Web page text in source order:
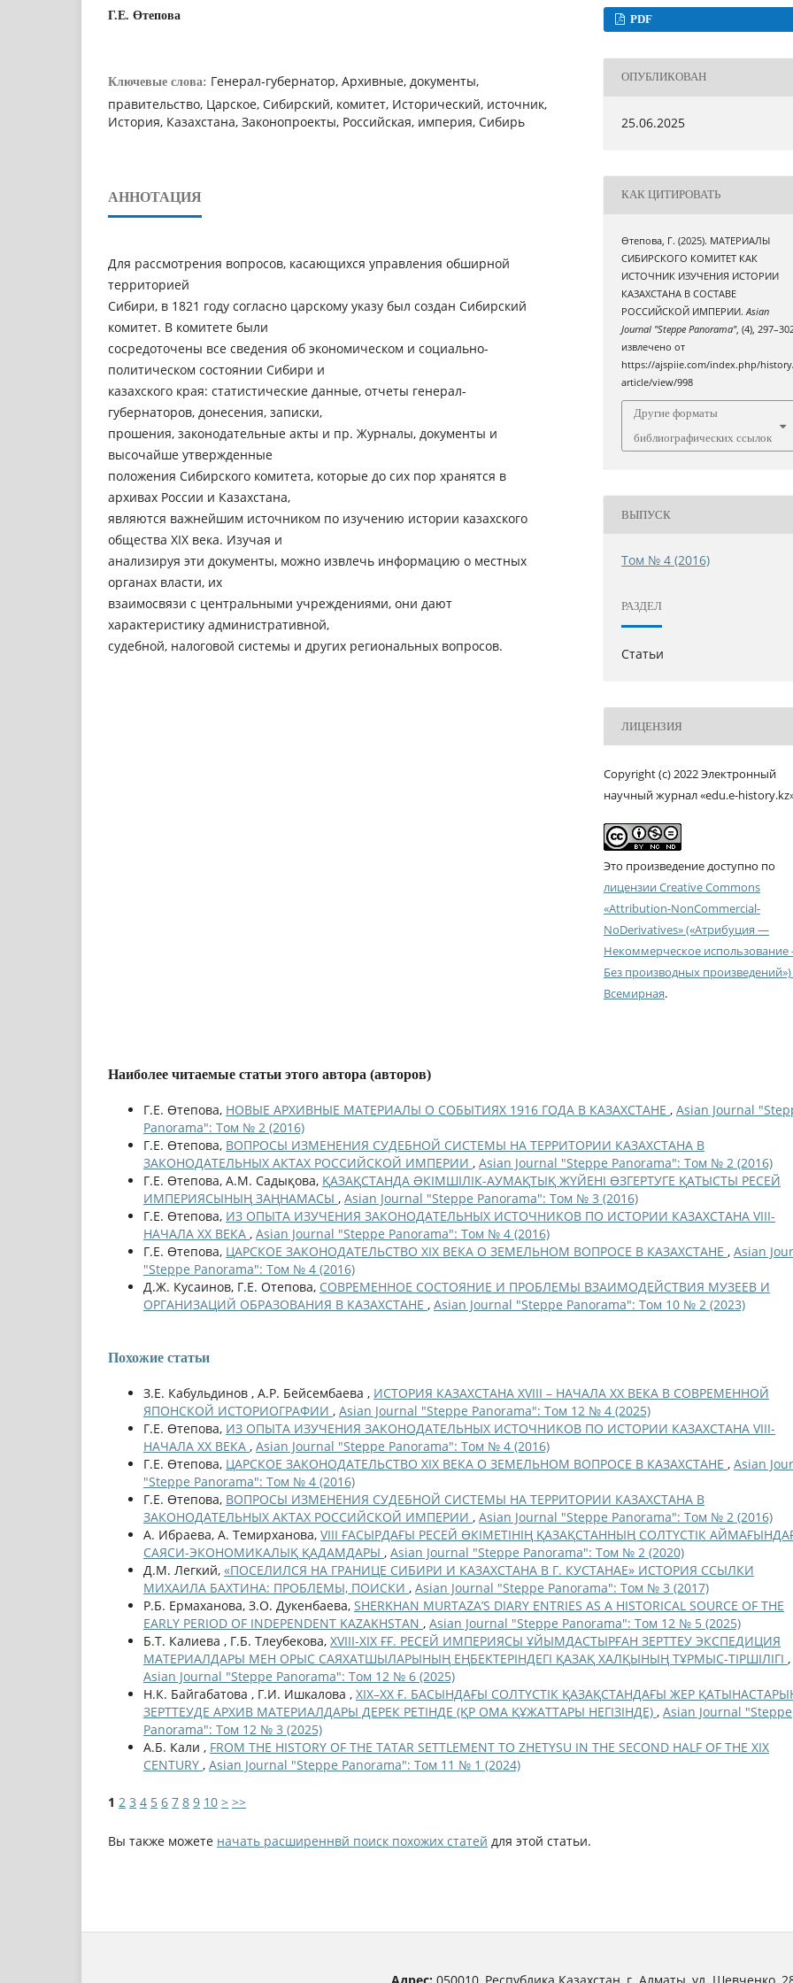
Г.Е. Өтепова
Ключевые слова: Генерал-губернатор, Архивные, документы,
правительство, Царское, Сибирский, комитет, Исторический, источник,
История, Казахстана, Законопроекты, Российская, империя, Сибирь
АННОТАЦИЯ
Для рассмотрения вопросов, касающихся управления обширной
территорией
Сибири, в 1821 году согласно царскому указу был создан Сибирский
комитет. В комитете были
сосредоточены все сведения об экономическом и социально-
политическом состоянии Сибири и
казахского края: статистические данные, отчеты генерал-
губернаторов, донесения, записки,
прошения, законодательные акты и пр. Журналы, документы и
высочайше утвержденные
положения Сибирского комитета, которые до сих пор хранятся в
архивах России и Казахстана,
являются важнейшим источником по изучению истории казахского
общества XIX века. Изучая и
анализируя эти документы, можно извлечь информацию о местных
органах власти, их
взаимосвязи с центральными учреждениями, они дают
характеристику административной,
судебной, налоговой системы и других региональных вопросов.
PDF
ОПУБЛИКОВАН
25.06.2025
КАК ЦИТИРОВАТЬ
Өтепова, Г. (2025). МАТЕРИАЛЫ
СИБИРСКОГО КОМИТЕТ КАК
ИСТОЧНИК ИЗУЧЕНИЯ ИСТОРИИ
КАЗАХСТАНА В СОСТАВЕ
РОССИЙСКОЙ ИМПЕРИИ.Asian
Journal "Steppe Panorama", (4),
извлечено от
https://ajspiie.com/index.php/
article/view/998
Другие форматы
библиографических ссылок
ВЫПУСК
Том № 4 (2016)
РАЗДЕЛ
Статьи
ЛИЦЕНЗИЯ
Copyright (c) 2022 Электронный
научный журнал «edu.e-
Это произведение доступно по
лицензии Creative Commons
«Attribution-NonCommercial-
NoDerivatives» («Атрибуция —
Некоммерческое
Без производных произведений»)
Всемирная.
Наиболее читаемые статьи этого автора (авторов)
Г.Е. Өтепова, НОВЫЕ АРХИВНЫЕ МАТЕРИАЛЫ О СОБЫТИЯХ 1916 ГОДА В КАЗАХСТАНЕ , Asian Journal
Panorama": Том № 2 (2016)
Г.Е. Өтепова, ВОПРОСЫ ИЗМЕНЕНИЯ СУДЕБНОЙ СИСТЕМЫ НА ТЕРРИТОРИИ КАЗАХСТАНА В
ЗАКОНОДАТЕЛЬНЫХ АКТАХ РОССИЙСКОЙ ИМПЕРИИ , Asian Journal "Steppe Panorama": Том № 2 (2016)
Г.Е. Өтепова, А.М. Садықова, ҚАЗАҚСТАНДА ƏКІМШІЛІК-АУМАҚТЫҚ ЖҮЙЕНІ ӨЗГЕРТУГЕ ҚАТЫСТЫ РЕСЕЙ
ИМПЕРИЯСЫНЫҢ ЗАҢНАМАСЫ , Asian Journal "Steppe Panorama": Том № 3 (2016)
Г.Е. Өтепова, ИЗ ОПЫТА ИЗУЧЕНИЯ ЗАКОНОДАТЕЛЬНЫХ ИСТОЧНИКОВ ПО ИСТОРИИ КАЗАХСТАНА VIII-
НАЧАЛА XX ВЕКА , Asian Journal "Steppe Panorama": Том № 4 (2016)
Г.Е. Өтепова, ЦАРСКОЕ ЗАКОНОДАТЕЛЬСТВО XIX ВЕКА О ЗЕМЕЛЬНОМ ВОПРОСЕ В КАЗАХСТАНЕ , Asian
"Steppe Panorama": Том № 4 (2016)
Д.Ж. Кусаинов, Г.Е. Отепова, СОВРЕМЕННОЕ СОСТОЯНИЕ И ПРОБЛЕМЫ ВЗАИМОДЕЙСТВИЯ МУЗЕЕВ И
ОРГАНИЗАЦИЙ ОБРАЗОВАНИЯ В КАЗАХСТАНЕ , Asian Journal "Steppe Panorama": Том 10 № 2 (2023)
Похожие статьи
З.Е. Кабульдинов , А.Р. Бейсембаева , ИСТОРИЯ КАЗАХСТАНА XVIII – НАЧАЛА ХХ ВЕКА В СОВРЕМЕННОЙ
ЯПОНСКОЙ ИСТОРИОГРАФИИ , Asian Journal "Steppe Panorama": Том 12 № 4 (2025)
Г.Е. Өтепова, ИЗ ОПЫТА ИЗУЧЕНИЯ ЗАКОНОДАТЕЛЬНЫХ ИСТОЧНИКОВ ПО ИСТОРИИ КАЗАХСТАНА VIII-
НАЧАЛА XX ВЕКА , Asian Journal "Steppe Panorama": Том № 4 (2016)
Г.Е. Өтепова, ЦАРСКОЕ ЗАКОНОДАТЕЛЬСТВО XIX ВЕКА О ЗЕМЕЛЬНОМ ВОПРОСЕ В КАЗАХСТАНЕ , Asian
"Steppe Panorama": Том № 4 (2016)
Г.Е. Өтепова, ВОПРОСЫ ИЗМЕНЕНИЯ СУДЕБНОЙ СИСТЕМЫ НА ТЕРРИТОРИИ КАЗАХСТАНА В
ЗАКОНОДАТЕЛЬНЫХ АКТАХ РОССИЙСКОЙ ИМПЕРИИ , Asian Journal "Steppe Panorama": Том № 2 (2016)
А. Ибраева, А. Темирханова, VIII ҒАСЫРДАҒЫ РЕСЕЙ ӨКІМЕТІНІҢ ҚАЗАҚСТАННЫҢ СОЛТҮСТІК
САЯСИ-ЭКОНОМИКАЛЫҚ ҚАДАМДАРЫ , Asian Journal "Steppe Panorama": Том № 2 (2020)
Д.М. Легкий, «ПОСЕЛИЛСЯ НА ГРАНИЦЕ СИБИРИ И КАЗАХСТАНА В Г. КУСТАНАЕ» ИСТОРИЯ ССЫЛКИ
МИХАИЛА БАХТИНА: ПРОБЛЕМЫ, ПОИСКИ , Asian Journal "Steppe Panorama": Том № 3 (2017)
Р.Б. Ермаханова, З.О. Дукенбаева, SHERKHAN MURTAZA’S DIARY ENTRIES AS A HISTORICAL SOURCE OF THE
EARLY PERIOD OF INDEPENDENT KAZAKHSTAN , Asian Journal "Steppe Panorama": Том 12 № 5 (2025)
Б.Т. Калиева , Г.Б. Тлеубекова, ХVІІІ-ХІХ ҒҒ. РЕСЕЙ ИМПЕРИЯСЫ ҰЙЫМДАСТЫРҒАН ЗЕРТТЕУ ЭКСПЕДИЦИЯ
МАТЕРИАЛДАРЫ МЕН ОРЫС САЯХАТШЫЛАРЫНЫҢ ЕҢБЕКТЕРІНДЕГІ ҚАЗАҚ ХАЛҚЫНЫҢ ТҰРМЫС-ТІРШІЛІГІ ,
Asian Journal "Steppe Panorama": Том 12 № 6 (2025)
Н.К. Байгабатова , Г.И. Ишкалова , ХІХ–ХХ Ғ. БАСЫНДАҒЫ СОЛТҮСТІК ҚАЗАҚСТАНДАҒЫ ЖЕР
ЗЕРТТЕУДЕ АРХИВ МАТЕРИАЛДАРЫ ДЕРЕК РЕТІНДЕ (ҚР ОМА ҚҰЖАТТАРЫ НЕГІЗІНДЕ) , Asian Journal "Steppe
Panorama": Том 12 № 3 (2025)
А.Б. Кали , FROM THE HISTORY OF THE TATAR SETTLEMENT TO ZHETYSU IN THE SECOND HALF OF THE XIX
CENTURY , Asian Journal "Steppe Panorama": Том 11 № 1 (2024)
1 2 3 4 5 6 7 8 9 10 > >>
Вы также можете начать расширеннвй поиск похожих статей для этой статьи.